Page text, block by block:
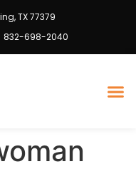
TX 77379
832-698-2040